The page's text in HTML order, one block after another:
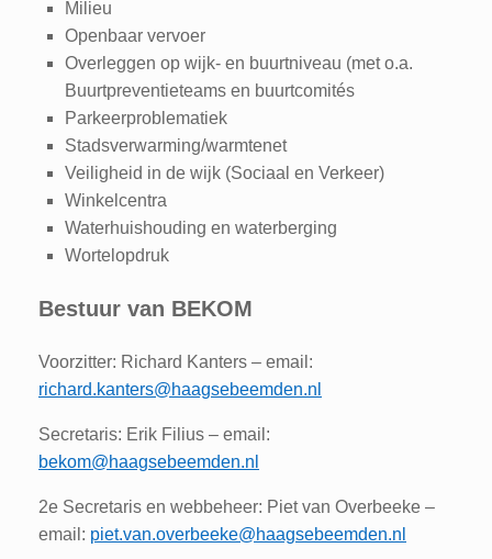
Milieu
Openbaar vervoer
Overleggen op wijk- en buurtniveau (met o.a.
Buurtpreventieteams en buurtcomités
Parkeerproblematiek
Stadsverwarming/warmtenet
Veiligheid in de wijk (Sociaal en Verkeer)
Winkelcentra
Waterhuishouding en waterberging
Wortelopdruk
Bestuur van BEKOM
Voorzitter: Richard Kanters – email:
richard.kanters@haagsebeemden.nl
Secretaris: Erik Filius – email:
bekom@haagsebeemden.nl
2e Secretaris en webbeheer: Piet van Overbeeke –
email: piet.van.overbeeke@haagsebeemden.nl